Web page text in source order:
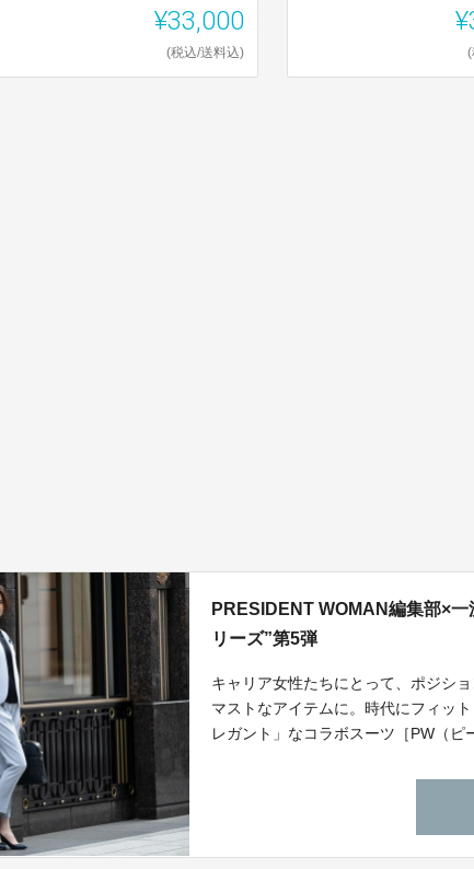
¥33,000
(税込/送料込) (
PRESIDENT WOMAN編集部×
リーズ”第5弾
キャリア女性たちにとって、ポジシ
マストなアイテムに。時代にフィッ
レガント」なコラボスーツ［PW（